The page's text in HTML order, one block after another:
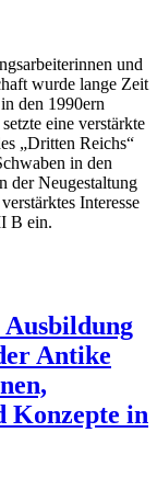
und
wurde lange Zeit
den 1990ern
eine verstärkte
„Dritten Reichs“
in den
der Neugestaltung
Interesse
B ein.
Antike
Konzepte in